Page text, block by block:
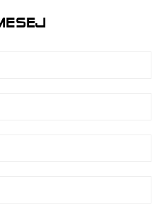
dan institut
pengeluaran
Kemudahan ini